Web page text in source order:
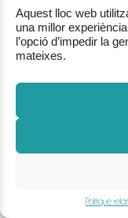
Aquest lloc web
una millor
l’opció d’impedir la
mateixes.
Politique